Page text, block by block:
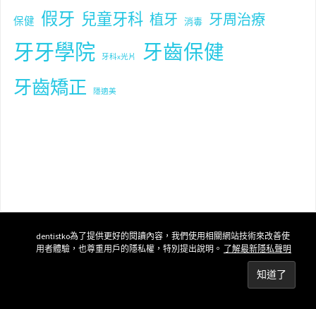
保健 假牙 兒童牙科 植牙 消毒 牙周治療
牙牙學院 牙科x光片 牙齒保健
牙齒矯正 隱適美
dentistko為了提供更好的閱讀內容，我們使用相關網站技術來改善使
用者體驗，也尊重用戶的隱私權，特別提出說明。 了解最新隱私聲明